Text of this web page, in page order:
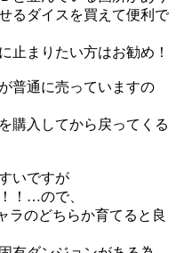
るダイスを買えて便利で
止まりたい方はお勧め！
普通に売っていますの
購入してから戻ってくる
いですが
！…ので、
ラのどちらか育てると良